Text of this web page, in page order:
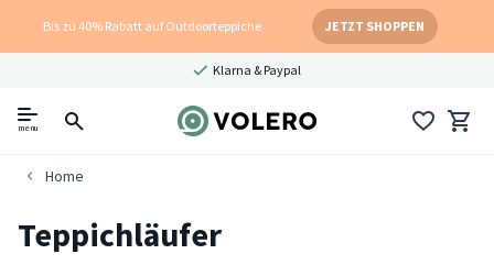
Bis zu 40% Rabatt auf Outdoorteppiche JETZT SHOPPEN
Klarna & Paypal
menu
Home
Teppichläufer